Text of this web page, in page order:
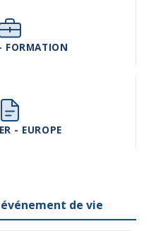
FORMATION
- EUROPE
de vie